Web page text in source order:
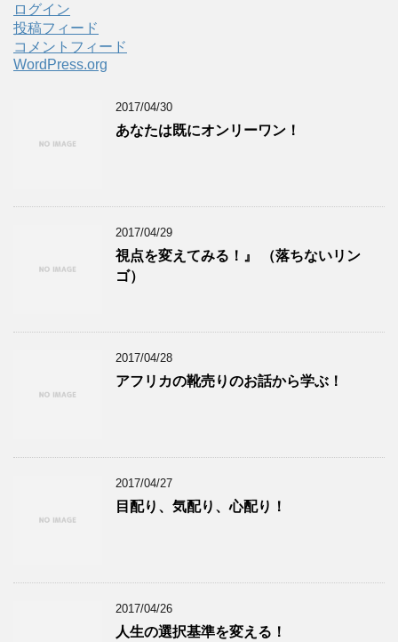
ログイン
投稿フィード
コメントフィード
WordPress.org
2017/04/30
あなたは既にオンリーワン！
2017/04/29
視点を変えてみる！』 （落ちないリン
ゴ）
2017/04/28
アフリカの靴売りのお話から学ぶ！
2017/04/27
目配り、気配り、心配り！
2017/04/26
人生の選択基準を変える！